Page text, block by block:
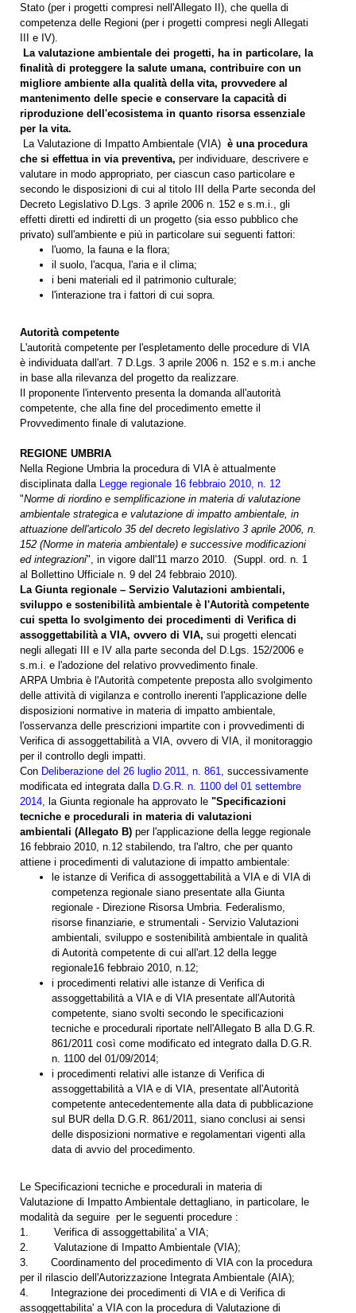
Stato (per i progetti compresi nell'Allegato II), che quella di
competenza delle Regioni (per i progetti compresi negli Allegati
III e IV).
La valutazione ambientale dei progetti, ha in particolare, la
finalità di proteggere la salute umana, contribuire con un
migliore ambiente alla qualità della vita, provvedere al
mantenimento delle specie e conservare la capacità di
riproduzione dell'ecosistema in quanto risorsa essenziale
per la vita.
La Valutazione di Impatto Ambientale (VIA) è una procedura
che si effettua in via preventiva, per individuare, descrivere e
valutare in modo appropriato, per ciascun caso particolare e
secondo le disposizioni di cui al titolo III della Parte seconda del
Decreto Legislativo D.Lgs. 3 aprile 2006 n. 152 e s.m.i., gli
effetti diretti ed indiretti di un progetto (sia esso pubblico che
privato) sull'ambiente e più in particolare sui seguenti fattori:
l'uomo, la fauna e la flora;
il suolo, l'acqua, l'aria e il clima;
i beni materiali ed il patrimonio culturale;
l'interazione tra i fattori di cui sopra.
Autorità competente
L'autorità competente per l'espletamento delle procedure di VIA
è individuata dall'art. 7 D.Lgs. 3 aprile 2006 n. 152 e s.m.i anche
in base alla rilevanza del progetto da realizzare.
Il proponente l'intervento presenta la domanda all'autorità
competente, che alla fine del procedimento emette il
Provvedimento finale di valutazione.
REGIONE UMBRIA
Nella Regione Umbria la procedura di VIA è attualmente
disciplinata dalla Legge regionale 16 febbraio 2010, n. 12
"Norme di riordino e semplificazione in materia di valutazione
ambientale strategica e valutazione di impatto ambientale, in
attuazione dell'articolo 35 del decreto legislativo 3 aprile 2006, n.
152 (Norme in materia ambientale) e successive modificazioni
ed integrazioni", in vigore dall'11 marzo 2010. (Suppl. ord. n. 1
al Bollettino Ufficiale n. 9 del 24 febbraio 2010).
La Giunta regionale – Servizio Valutazioni ambientali,
sviluppo e sostenibilità ambientale è l'Autorità competente
cui spetta lo svolgimento dei procedimenti di Verifica di
assoggettabilità a VIA, ovvero di VIA, sui progetti elencati
negli allegati III e IV alla parte seconda del D.Lgs. 152/2006 e
s.m.i. e l'adozione del relativo provvedimento finale.
ARPA Umbria è l'Autorità competente preposta allo svolgimento
delle attività di vigilanza e controllo inerenti l'applicazione delle
disposizioni normative in materia di impatto ambientale,
l'osservanza delle prescrizioni impartite con i provvedimenti di
Verifica di assoggettabilità a VIA, ovvero di VIA, il monitoraggio
per il controllo degli impatti.
Con Deliberazione del 26 luglio 2011, n. 861
, successivamente
modificata ed integrata dalla D.G.R. n. 1100 del 01 settembre
2014 , la Giunta regionale ha approvato le "Specificazioni
tecniche e procedurali in materia di valutazioni
ambientali (Allegato B) per l'applicazione della legge regionale
16 febbraio 2010, n.12 stabilendo, tra l'altro, che per quanto
attiene i procedimenti di valutazione di impatto ambientale:
le istanze di Verifica di assoggettabilità a VIA e di VIA di
competenza regionale siano presentate alla Giunta
regionale - Direzione Risorsa Umbria. Federalismo,
risorse finanziarie, e strumentali - Servizio Valutazioni
ambientali, sviluppo e sostenibilità ambientale in qualità
di Autorità competente di cui all'art.12 della legge
regionale16 febbraio 2010, n.12;
i procedimenti relativi alle istanze di Verifica di
assoggettabilità a VIA e di VIA presentate all'Autorità
competente, siano svolti secondo le specificazioni
tecniche e procedurali riportate nell'Allegato B alla D.G.R.
861/2011 così come modificato ed integrato dalla D.G.R.
n. 1100 del 01/09/2014;
i procedimenti relativi alle istanze di Verifica di
assoggettabilità a VIA e di VIA, presentate all'Autorità
competente antecedentemente alla data di pubblicazione
sul BUR della D.G.R. 861/2011, siano conclusi ai sensi
delle disposizioni normative e regolamentari vigenti alla
data di avvio del procedimento.
Le Specificazioni tecniche e procedurali in materia di
Valutazione di Impatto Ambientale dettagliano, in particolare, le
modalità da seguire per le seguenti procedure :
1. Verifica di assoggettabilita' a VIA;
2. Valutazione di Impatto Ambientale (VIA);
3. Coordinamento del procedimento di VIA con la procedura
per il rilascio dell'Autorizzazione Integrata Ambientale (AIA);
4. Integrazione dei procedimenti di VIA e di Verifica di
assoggettabilita' a VIA con la procedura di Valutazione di